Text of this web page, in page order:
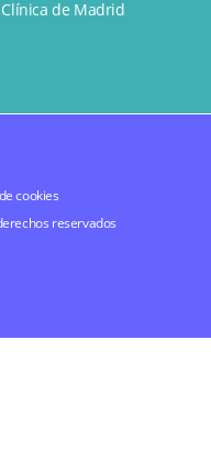
de Madrid
cookies
reservados